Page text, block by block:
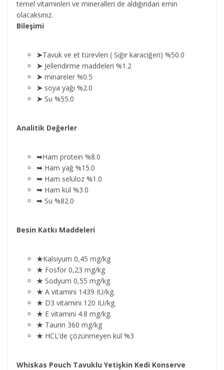
temel vitaminleri ve mineralleri de aldığından emin
olacaksınız.
Bileşimi
➤Tavuk ve et türevleri ( Sığır karaciğeri) %50.0
➤ Jellendirme maddeleri %1.2
➤ minareler %0.5
➤ soya yağı %2.0
➤ Su %55.0
Analitik Değerler
➥Ham protein %8.0
➥ Ham yağ %15.0
➥ Ham selüloz %1.0
➥ Ham kül %3.0
➥ Su %82.0
Besin Katkı Maddeleri
★Kalsiyum 0,45 mg/kg
★ Fosfor 0,23 mg/kg
★ Sodyum 0,55 mg/kg
★ A vitamini 1439 IU/kg.
★ D3 vitamini 120 IU/kg.
★ E vitamini 4.8 mg/kg.
★ Taurin 360 mg/kg
★ HCL’de çözünmeyen kül %3
Whiskas Pouch Tavuklu Yetişkin Kedi Konserve